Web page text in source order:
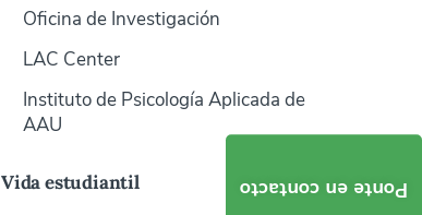
Oficina de Investigación
LAC Center
Instituto de Psicología Aplicada de
AAU
Vida estudiantil Ponte en contacto